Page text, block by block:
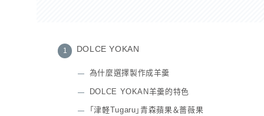
DOLCE YOKAN
為什麼選擇製作成羊羹
DOLCE YOKAN羊羹的特色
「津軽Tugaru」青森蘋果＆薔薇果